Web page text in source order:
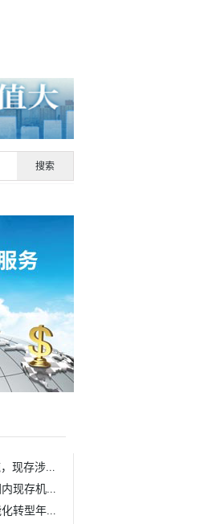
搜索
新疆棉花产量创新高超600万吨，现存涉棉企业
人形机器人标委会正式成立，国内现存机器人相关
紫燕食品荣膺国家级数字化智能化转型年度案例，